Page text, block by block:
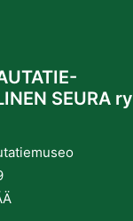
SEURA ry